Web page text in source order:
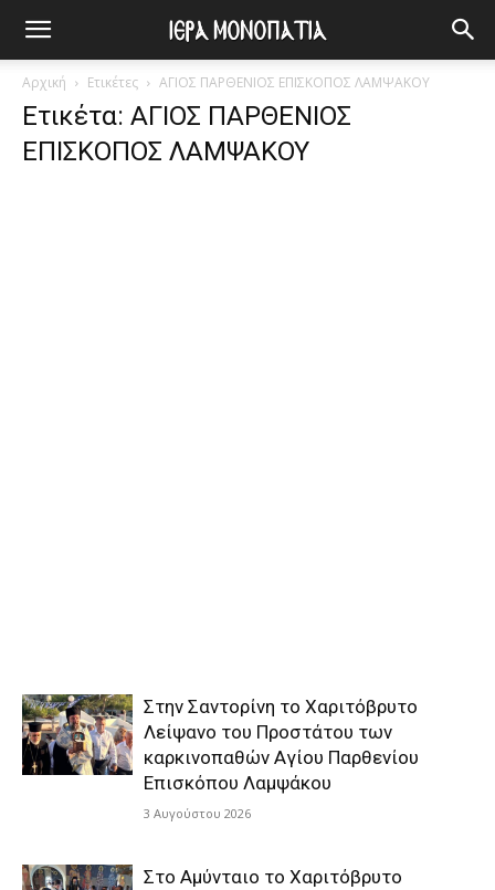
Αρχική Ετικέτες ΑΓΙΟΣ ΠΑΡΘΕΝΙΟΣ ΕΠΙΣΚΟΠΟΣ ΛΑΜΨΑΚΟΥ
Ετικέτα: ΑΓΙΟΣ ΠΑΡΘΕΝΙΟΣ
ΕΠΙΣΚΟΠΟΣ ΛΑΜΨΑΚΟΥ
Στην Σαντορίνη το Χαριτόβρυτο
Λείψανο του Προστάτου των
καρκινοπαθών Αγίου Παρθενίου
Επισκόπου Λαμψάκου
3 Αυγούστου 2026
Στο Αμύνταιο το Χαριτόβρυτο